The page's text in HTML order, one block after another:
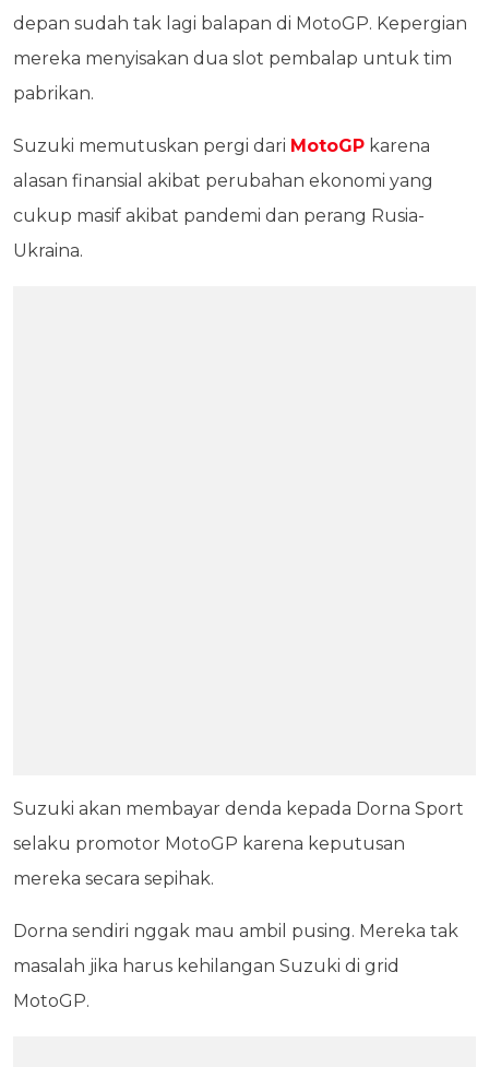
depan sudah tak lagi balapan di MotoGP. Kepergian
mereka menyisakan dua slot pembalap untuk tim
pabrikan.
Suzuki memutuskan pergi dari MotoGP karena
alasan finansial akibat perubahan ekonomi yang
cukup masif akibat pandemi dan perang Rusia-
Ukraina.
Suzuki akan membayar denda kepada Dorna Sport
selaku promotor MotoGP karena keputusan
mereka secara sepihak.
Dorna sendiri nggak mau ambil pusing. Mereka tak
masalah jika harus kehilangan Suzuki di grid
MotoGP.